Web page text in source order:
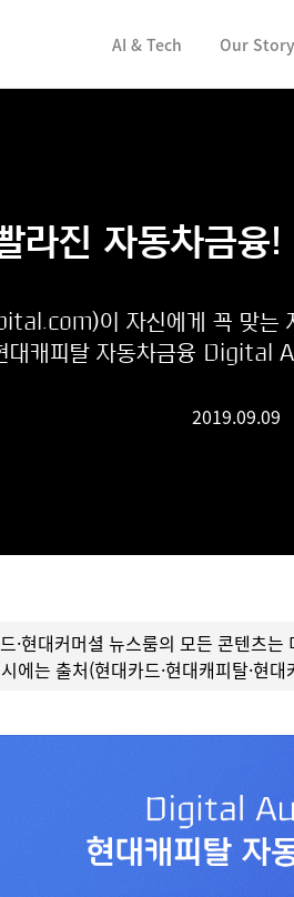
AI & Tech Our Story
라진 자동차금융
이 자신에게 꼭 맞는
대캐피탈 자동차금융 Digital
2019.09.09
·현대커머셜 뉴스룸의 모든 콘텐츠
에는 출처(현대카드·현대캐피탈·현